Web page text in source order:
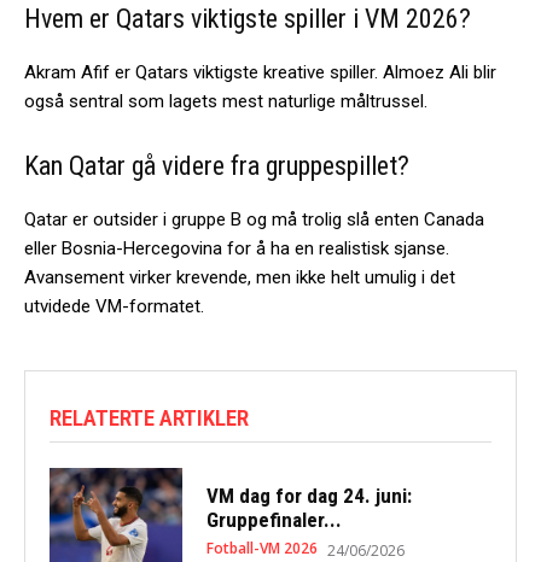
Hvem er Qatars viktigste spiller i VM 2026?
Akram Afif er Qatars viktigste kreative spiller. Almoez Ali blir
også sentral som lagets mest naturlige måltrussel.
Kan Qatar gå videre fra gruppespillet?
Qatar er outsider i gruppe B og må trolig slå enten Canada
eller Bosnia-Hercegovina for å ha en realistisk sjanse.
Avansement virker krevende, men ikke helt umulig i det
utvidede VM-formatet.
RELATERTE ARTIKLER
VM dag for dag 24. juni:
Gruppefinaler...
Fotball-VM 2026 24/06/2026